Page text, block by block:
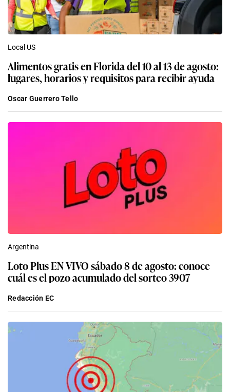
Local US
Alimentos gratis en Florida del 10 al 13 de agosto:
lugares, horarios y requisitos para recibir ayuda
Oscar Guerrero Tello
Argentina
Loto Plus EN VIVO sábado 8 de agosto: conoce
cuál es el pozo acumulado del sorteo 3907
Redacción EC